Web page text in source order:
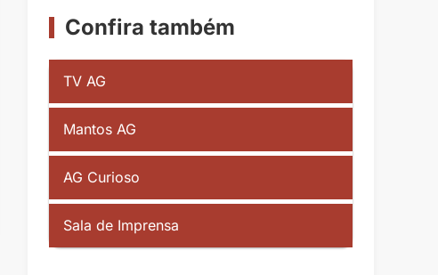
Confira também
TV AG
Mantos AG
AG Curioso
Sala de Imprensa